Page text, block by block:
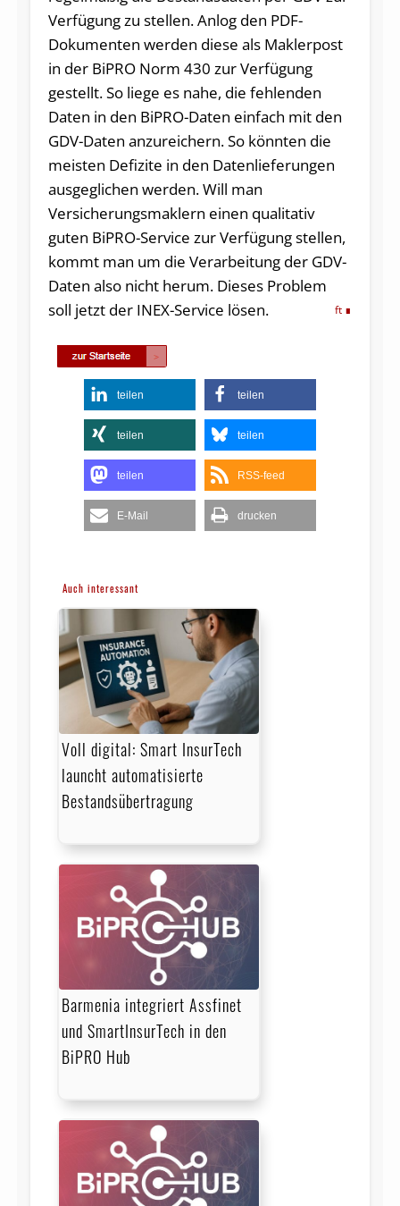
Verfügung zu stellen. Anlog den PDF-
Dokumenten werden diese als Maklerpost
in der BiPRO Norm 430 zur Verfügung
gestellt. So liege es nahe, die fehlenden
Daten in den BiPRO-Daten einfach mit den
GDV-Daten anzureichern. So könnten die
meisten Defizite in den Datenlieferungen
ausgeglichen werden. Will man
Versicherungsmaklern einen qualitativ
guten BiPRO-Service zur Verfügung stellen,
kommt man um die Verarbeitung der GDV-
Daten also nicht herum. Dieses Problem
soll jetzt der INEX-Service lösen.
ft
teilen teilen
teilen teilen
teilen RSS-feed
E-Mail drucken
Auch interessant
Voll digital: Smart InsurTech
launcht automatisierte
Bestandsübertragung
Barmenia integriert Assfinet
und SmartInsurTech in den
BiPRO Hub